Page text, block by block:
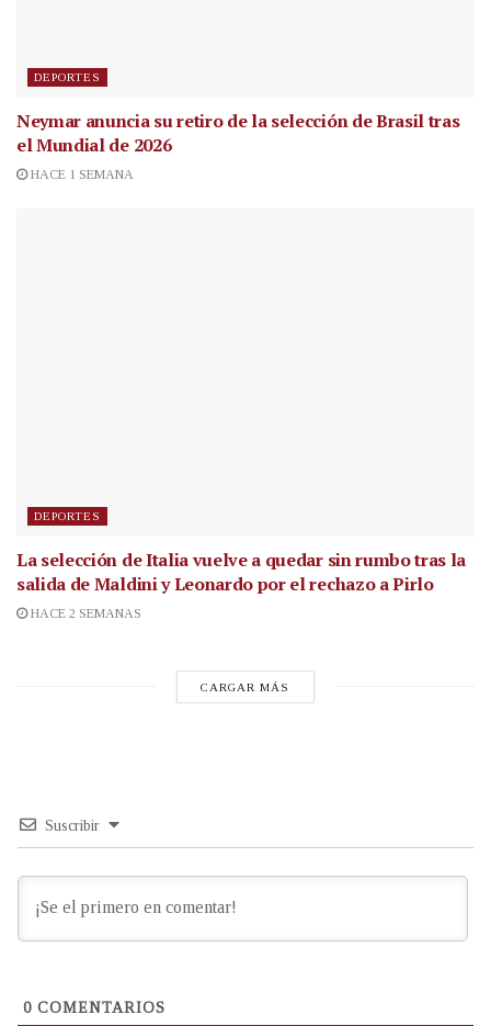
DEPORTES
Neymar anuncia su retiro de la selección de Brasil tras
el Mundial de 2026
HACE 1 SEMANA
DEPORTES
La selección de Italia vuelve a quedar sin rumbo tras la
salida de Maldini y Leonardo por el rechazo a Pirlo
HACE 2 SEMANAS
CARGAR MÁS
Suscribir
0 COMENTARIOS